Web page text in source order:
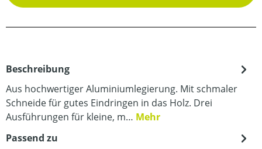
Beschreibung
Aus hochwertiger Aluminiumlegierung. Mit schmaler
Schneide für gutes Eindringen in das Holz. Drei
Ausführungen für kleine, m… Mehr
Passend zu